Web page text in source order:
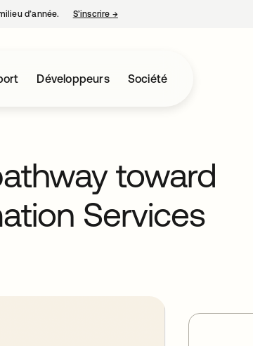
d’année. S’inscrire →s’ouvre dans un nouvel onglet
Développeurs Société
toward
Services